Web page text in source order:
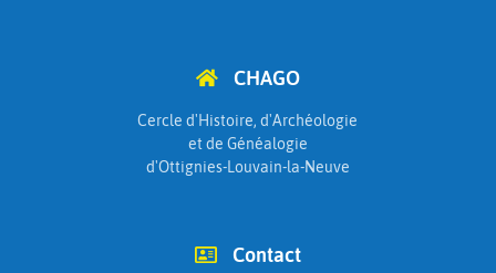
CHAGO
Cercle d'Histoire, d'Archéologie
et de Généalogie
d'Ottignies-Louvain-la-Neuve
Contact